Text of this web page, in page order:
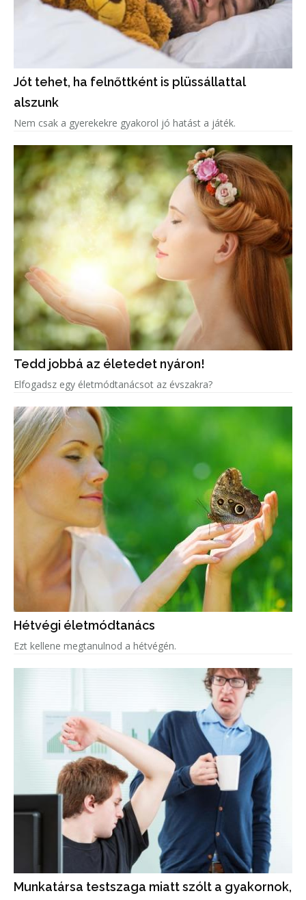
Jót tehet, ha felnőttként is plüssállattal
alszunk
Nem csak a gyerekekre gyakorol jó hatást a játék.
Tedd jobbá az életedet nyáron!
Elfogadsz egy életmódtanácsot az évszakra?
Hétvégi életmódtanács
Ezt kellene megtanulnod a hétvégén.
Munkatársa testszaga miatt szólt a gyakornok,